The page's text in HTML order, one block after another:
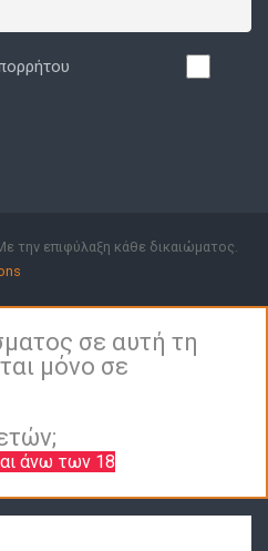
την επιφύλαξη κάθε δικαιώματος.
σε αυτή τη
μόνο σε
άνω των 18